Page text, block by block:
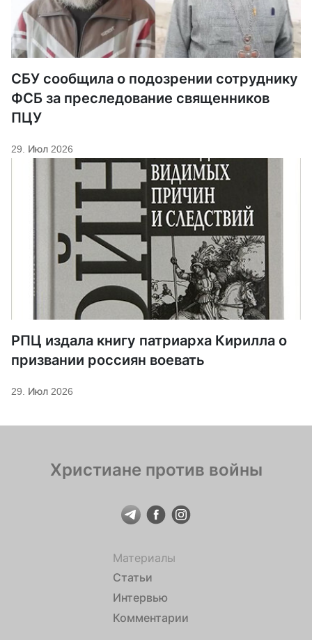
СБУ сообщила о подозрении сотруднику
ФСБ за преследование священников
ПЦУ
29. Июл 2026
РПЦ издала книгу патриарха Кирилла о
призвании россиян воевать
29. Июл 2026
Христиане против войны
Материалы
Статьи
Интервью
Комментарии